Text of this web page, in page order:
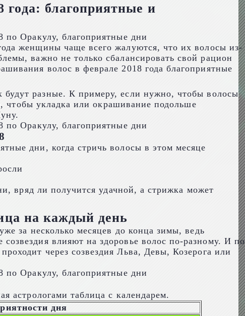
благоприятные и
женщины чаще всего жалуются, что их волосы из-
важно не только сбалансировать свой рацион
волос в феврале 2018 года благоприятные
разные. К примеру, если нужно, чтобы волосы
чтобы укладка или окрашивание подольше
дни, когда стричь волосы в этом месяце
вряд ли получится удачной, а стрижка может
на каждый день
за несколько месяцев до конца зимы, ведь
влияют на здоровье волос по-разному. И по
через созвездия Льва, Девы, Козерога или
астрологами таблица с календарем.
дня